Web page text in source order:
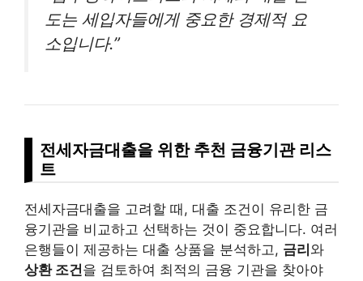
도는 세입자들에게 중요한 경제적 요
소입니다.”
전세자금대출을 위한 추천 금융기관 리스
트
전세자금대출을 고려할 때, 대출 조건이 유리한 금
융기관을 비교하고 선택하는 것이 중요합니다. 여러
은행들이 제공하는 대출 상품을 분석하고, 금리 와
상환 조건을 검토하여 최적의 금융 기관을 찾아야